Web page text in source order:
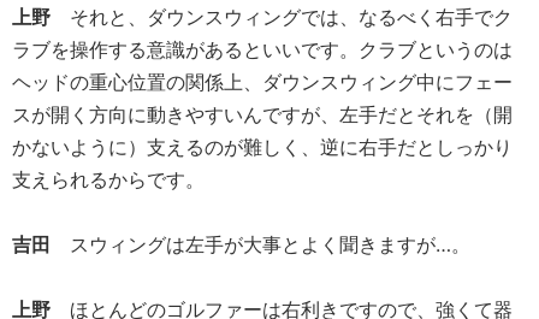
上野 それと、ダウンスウィングでは、なるべく右手でク
ラブを操作する意識があるといいです。クラブというのは
ヘッドの重心位置の関係上、ダウンスウィング中にフェー
スが開く方向に動きやすいんですが、左手だとそれを（開
かないように）支えるのが難しく、逆に右手だとしっかり
支えられるからです。
吉田 スウィングは左手が大事とよく聞きますが…。
上野 ほとんどのゴルファーは右利きですので、強くて器